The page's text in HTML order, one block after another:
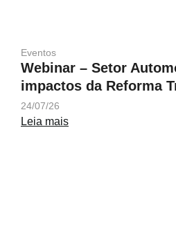
Eventos
Webinar – Setor
impactos da Reforma
24/07/26
Leia mais